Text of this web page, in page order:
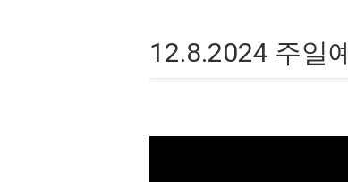
12.8.2024 주일